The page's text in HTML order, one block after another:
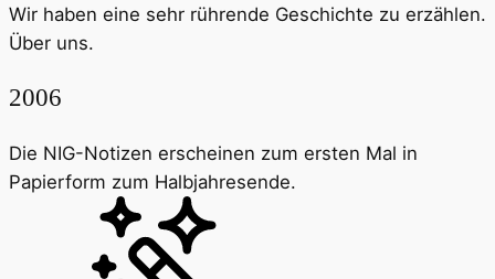
Wir haben eine sehr rührende Geschichte zu erzählen.
Über uns.
2006
Die NIG-Notizen erscheinen zum ersten Mal in
Papierform zum Halbjahresende.